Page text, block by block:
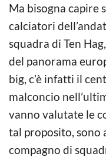
Ma bisogna capire
calciatori
squadra di Ten
del panorama
big, c’è infatti il
malconcio
vanno valutate le
tal proposito, sono
compagno di